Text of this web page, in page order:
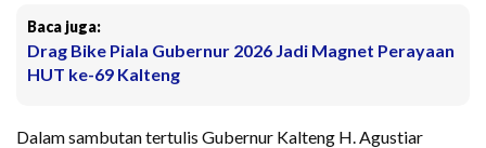
Baca juga:
Drag Bike Piala Gubernur 2026 Jadi Magnet Perayaan
HUT ke-69 Kalteng
Dalam sambutan tertulis Gubernur Kalteng H. Agustiar